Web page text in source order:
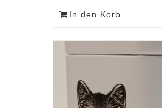
In den Korb